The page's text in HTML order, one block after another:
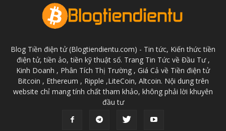
Blog Tiền điện tử (Blogtiendientu.com) - Tin tức, Kiến thức tiền
điện tử, tiền ảo, tiền kỹ thuật số. Trang Tin Tức về Đầu Tư ,
Kinh Doanh , Phân Tích Thị Trường , Giá Cả về Tiền điện tử
Bitcoin , Ethereum , Ripple ,LiteCoin, Altcoin. Nội dung trên
website chỉ mang tính chất tham khảo, không phải lời khuyên
đầu tư